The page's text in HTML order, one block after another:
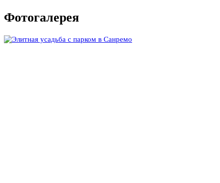
Фотогалерея